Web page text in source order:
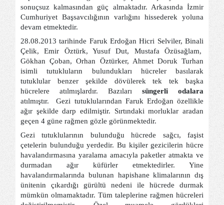
sonuçsuz kalmasından güç almaktadır. Arkasında İzmir
Cumhuriyet Başsavcılığının varlığını hissederek yoluna
devam etmektedir.
28.08.2013 tarihinde Faruk Erdoğan Hicri Selviler, Binali
Çelik, Emir Öztürk, Yusuf Dut, Mustafa Özüsağlam,
Gökhan Çoban, Orhan Öztürker, Ahmet Doruk Turhan
isimli tutukluların bulundukları hücreler basılarak
tutuklular benzer şekilde dövülerek tek tek başka
hücrelere atılmışlardır. Bazıları süngerli odalara
atılmıştır.
Gezi tutuklularından Faruk Erdoğan özellikle
ağır şekilde darp edilmiştir. Sırtındaki morluklar aradan
geçen 4 güne rağmen gözle görünmektedir.
Gezi tutuklularının bulunduğu hücrede sağcı, faşist
çetelerin bulunduğu yerdedir. Bu kişiler gezicilerin hücre
havalandırmasına yaralama amacıyla paketler atmakta ve
durmadan ağır küfürler etmektedirler. Yine
havalandırmalarında bulunan hapishane klimalarının dış
ünitenin çıkardığı gürültü nedeni ile hücrede durmak
mümkün olmamaktadır. Tüm taleplerine rağmen hücreleri